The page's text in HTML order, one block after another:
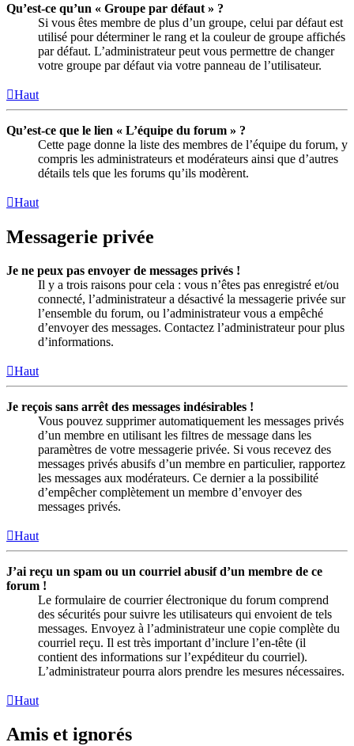
Qu’est-ce qu’un « Groupe par défaut » ?
Si vous êtes membre de plus d’un groupe, celui par défaut est
utilisé pour déterminer le rang et la couleur de groupe affichés
par défaut. L’administrateur peut vous permettre de changer
votre groupe par défaut via votre panneau de l’utilisateur.
Haut
Qu’est-ce que le lien « L’équipe du forum » ?
Cette page donne la liste des membres de l’équipe du forum, y
compris les administrateurs et modérateurs ainsi que d’autres
détails tels que les forums qu’ils modèrent.
Haut
Messagerie privée
Je ne peux pas envoyer de messages privés !
Il y a trois raisons pour cela : vous n’êtes pas enregistré et/ou
connecté, l’administrateur a désactivé la messagerie privée sur
l’ensemble du forum, ou l’administrateur vous a empêché
d’envoyer des messages. Contactez l’administrateur pour plus
d’informations.
Haut
Je reçois sans arrêt des messages indésirables !
Vous pouvez supprimer automatiquement les messages privés
d’un membre en utilisant les filtres de message dans les
paramètres de votre messagerie privée. Si vous recevez des
messages privés abusifs d’un membre en particulier, rapportez
les messages aux modérateurs. Ce dernier a la possibilité
d’empêcher complètement un membre d’envoyer des
messages privés.
Haut
J’ai reçu un spam ou un courriel abusif d’un membre de ce
forum !
Le formulaire de courrier électronique du forum comprend
des sécurités pour suivre les utilisateurs qui envoient de tels
messages. Envoyez à l’administrateur une copie complète du
courriel reçu. Il est très important d’inclure l’en-tête (il
contient des informations sur l’expéditeur du courriel).
L’administrateur pourra alors prendre les mesures nécessaires.
Haut
Amis et ignorés